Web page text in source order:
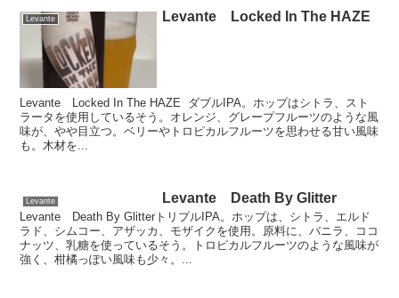
Levante Levante Locked In The HAZE
Levante Locked In The HAZE ダブルIPA。ホップはシトラ、スト
ラータを使用しているそう。オレンジ、グレープフルーツのような風
味が、やや目立つ。ベリーやトロピカルフルーツを思わせる甘い風味
も。木材を...
Levante Levante Death By Glitter
Levante Death By GlitterトリプルIPA。ホップは、シトラ、エルド
ラド、シムコー、アザッカ、モザイクを使用。原料に、バニラ、ココ
ナッツ、乳糖を使っているそう。トロピカルフルーツのような風味が
強く、柑橘っぽい風味も少々。...